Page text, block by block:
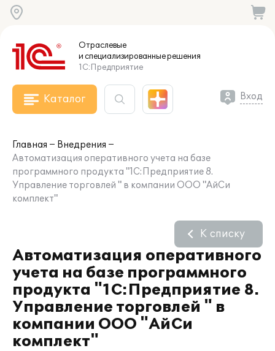
Отраслевые
и специализированныерешения
1С:Предприятие
Каталог Вход
Главная
Внедрения
Автоматизация оперативного учета на базе
программного продукта "1С:Предприятие 8.
Управление торговлей " в компании ООО "АйСи
комплект"
Автоматизация оперативного
учета на базе программного
продукта "1С:Предприятие 8.
Управление торговлей " в
компании ООО "АйСи
комплект"
К списку